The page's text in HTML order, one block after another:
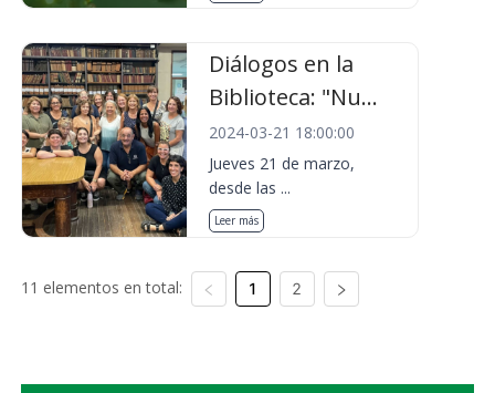
Diálogos en la
Biblioteca: "Nu...
2024-03-21 18:00:00
Jueves 21 de marzo,
desde las ...
Leer más
11 elementos en total: 1 2